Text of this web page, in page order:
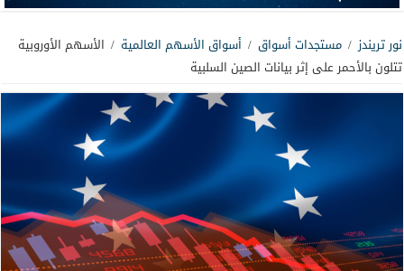
نور تريندز / مستجدات أسواق / أسواق الأسهم العالمية / الأسهم الأوروبية
تتلون بالأحمر على إثر بيانات الصين السلبية